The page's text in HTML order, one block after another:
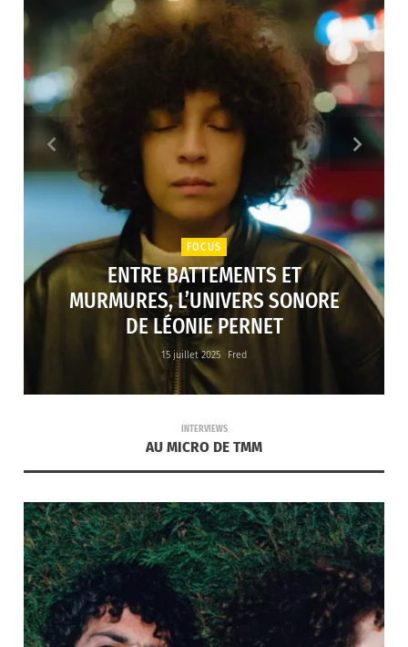
FOCUS
ENTRE BATTEMENTS ET
MURMURES, L’UNIVERS SONORE
DE LÉONIE PERNET
15 juillet 2025 Fred
INTERVIEWS
AU MICRO DE TMM